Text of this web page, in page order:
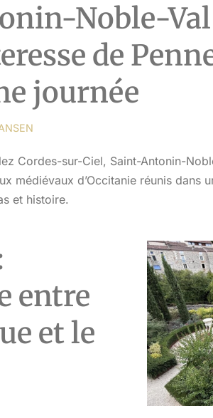
Noble-
de
journée
Cordes-sur-Ciel, Saint-Antonin-
médiévaux d’Occitanie réunis dans
et histoire.
entre
et le